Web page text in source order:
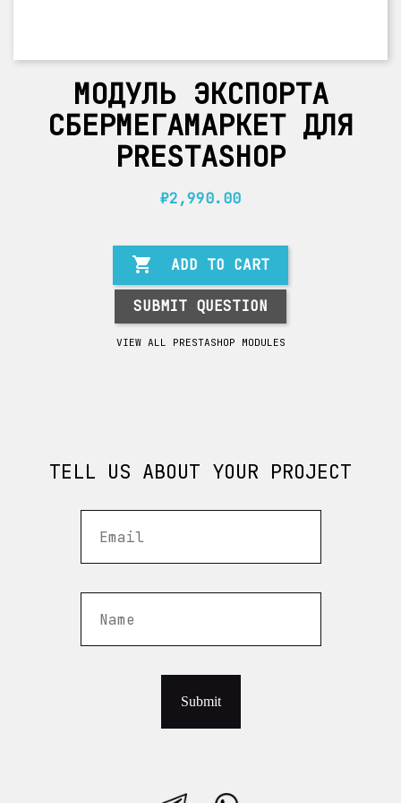
МОДУЛЬ ЭКСПОРТА
СБЕРМЕГАМАРКЕТ ДЛЯ
PRESTASHOP
₽2,990.00
 ADD TO CART
SUBMIT QUESTION
VIEW ALL PRESTASHOP MODULES
TELL US ABOUT YOUR PROJECT
Submit